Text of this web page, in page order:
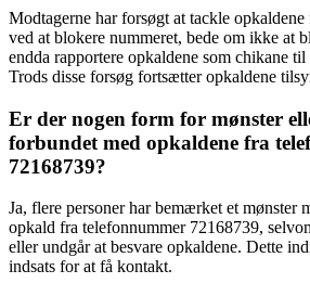
Modtagerne har forsøgt at tackle
ved at blokere nummeret, bede om ikke at
endda rapportere opkaldene som chikane
Trods disse forsøg fortsætter opkaldene
Er der nogen form for mønster
forbundet med opkaldene fra
72168739?
Ja, flere personer har bemærket et mønster
opkald fra telefonnummer 72168739,
eller undgår at besvare opkaldene. Dette
indsats for at få kontakt.